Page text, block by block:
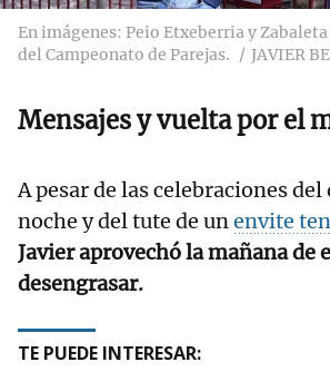
En imágenes: Peio Etxeberria y
del Campeonato de Parejas.
JAVIER
Mensajes y vuelta por el
A pesar de las celebraciones
noche y del tute de unenvite
Javier aprovechó la mañana de
desengrasar.
TE PUEDE INTERESAR: